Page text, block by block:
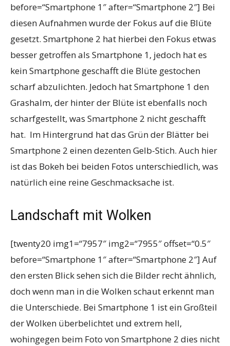
before=“Smartphone 1″ after=“Smartphone 2″] Bei
diesen Aufnahmen wurde der Fokus auf die Blüte
gesetzt. Smartphone 2 hat hierbei den Fokus etwas
besser getroffen als Smartphone 1, jedoch hat es
kein Smartphone geschafft die Blüte gestochen
scharf abzulichten. Jedoch hat Smartphone 1 den
Grashalm, der hinter der Blüte ist ebenfalls noch
scharfgestellt, was Smartphone 2 nicht geschafft
hat. Im Hintergrund hat das Grün der Blätter bei
Smartphone 2 einen dezenten Gelb-Stich. Auch hier
ist das Bokeh bei beiden Fotos unterschiedlich, was
natürlich eine reine Geschmacksache ist.
Landschaft mit Wolken
[twenty20 img1=“7957″ img2=“7955″ offset=“0.5″
before=“Smartphone 1″ after=“Smartphone 2″] Auf
den ersten Blick sehen sich die Bilder recht ähnlich,
doch wenn man in die Wolken schaut erkennt man
die Unterschiede. Bei Smartphone 1 ist ein Großteil
der Wolken überbelichtet und extrem hell,
wohingegen beim Foto von Smartphone 2 dies nicht